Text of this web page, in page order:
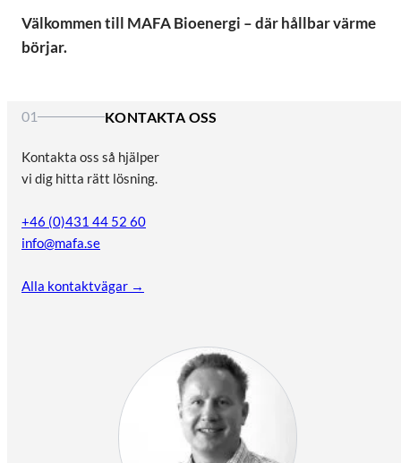
Välkommen till MAFA Bioenergi – där hållbar värme
börjar.
01 KONTAKTA OSS
Kontakta oss så hjälper
vi dig hitta rätt lösning.
+46 (0)431 44 52 60
info@mafa.se
Alla kontaktvägar →